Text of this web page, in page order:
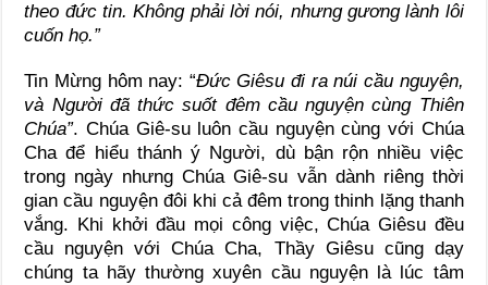
theo đức tin. Không phải lời nói, nhưng gương lành lôi
cuốn họ.”
Tin Mừng hôm nay: “Đức Giêsu đi ra núi cầu nguyện,
và Người đã thức suốt đêm cầu nguyện cùng Thiên
Chúa”. Chúa Giê-su luôn cầu nguyện cùng với Chúa
Cha để hiểu thánh ý Người, dù bận rộn nhiều việc
trong ngày nhưng Chúa Giê-su vẫn dành riêng thời
gian cầu nguyện đôi khi cả đêm trong thinh lặng thanh
vắng. Khi khởi đầu mọi công việc, Chúa Giêsu đều
cầu nguyện với Chúa Cha, Thầy Giêsu cũng dạy
chúng ta hãy thường xuyên cầu nguyện là lúc tâm